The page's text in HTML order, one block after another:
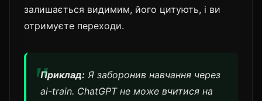
залишається видимим, його цитують, і ви
отримуєте переходи.
Приклад: Я заборонив навчання через
ai-train. ChatGPT не може вчитися на